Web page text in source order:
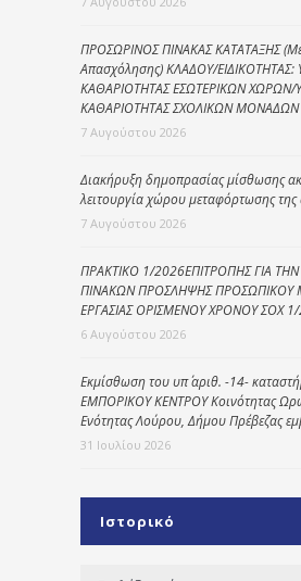
ΠΡΟΣΩΡΙΝΟΣ ΠΙΝΑΚΑΣ ΚΑΤΑΤΑΞΗΣ
Απασχόλησης) ΚΛΑΔΟΥ/
ΚΑΘΑΡΙΟΤΗΤΑΣ ΕΣΩΤΕΡΙΚΩΝ ΧΩΡΩΝ/
ΚΑΘΑΡΙΟΤΗΤΑΣ ΣΧΟΛΙΚΩΝ ΜΟΝΑΔΩΝ
7 Αυγούστου 2026
Διακήρυξη δημοπρασίας μίσθωσης
λειτουργία χώρου μεταφόρτωσης
7 Αυγούστου 2026
ΠΡΑΚΤΙΚΟ 1/2026ΕΠΙΤΡΟΠΗΣ ΓΙΑ
ΠΙΝΑΚΩΝ ΠΡΟΣΛΗΨΗΣ ΠΡΟΣΩΠΙΚΟΥ
ΕΡΓΑΣΙΑΣ ΟΡΙΣΜΕΝΟΥ ΧΡΟΝΟΥ ΣΟΧ
6 Αυγούστου 2026
Εκμίσθωση του υπ΄ αριθ. -14-
ΕΜΠΟΡΙΚΟΥ ΚΕΝΤΡΟΥ Κοινότητας
Ενότητας Λούρου, Δήμου Πρέβεζας
31 Ιουλίου 2026
Ιστορικό
Ιστορικό